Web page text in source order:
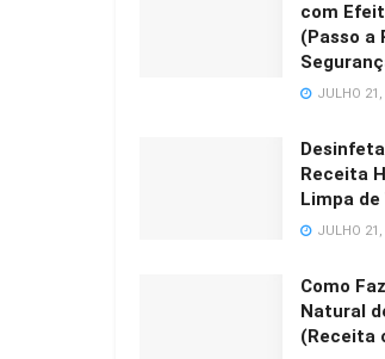
com
(Passo a
JULHO
Receita
Limpa
JULHO
Como
Natural
(Receita